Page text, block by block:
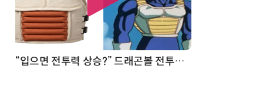
“입으면 전투력 상승?” 드래곤볼 전투복 닮은 중량조끼